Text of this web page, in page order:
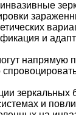
и
напрямую
зеркальных
и